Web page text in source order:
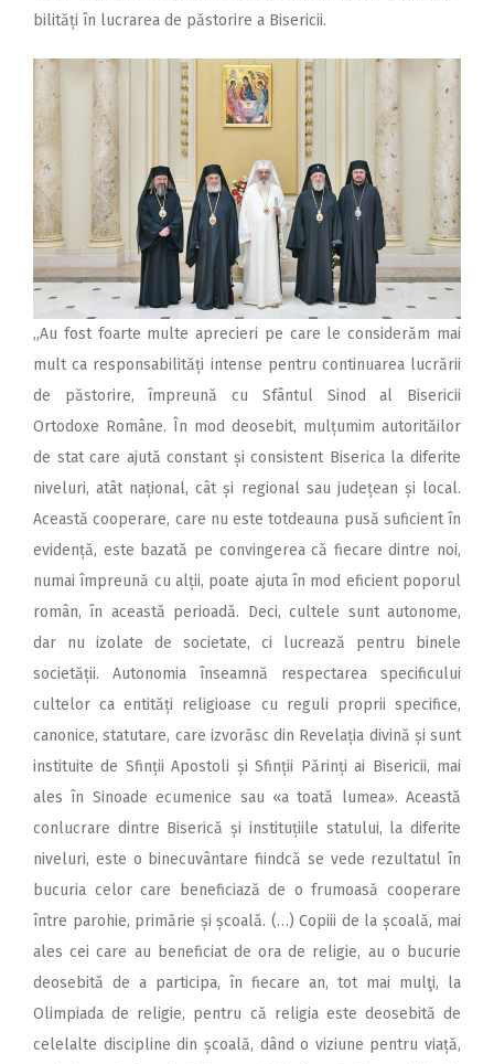
bilități în lucrarea de păstorire a Bisericii.
„Au fost foarte multe aprecieri pe care le considerăm mai
mult ca responsabilități intense pentru continuarea lucrării
de păstorire, împreună cu Sfântul Sinod al Bisericii
Ortodoxe Române. În mod deosebit, mulțumim autorită­ilor
de stat care ajută constant și consistent Biserica la diferite
niveluri, atât națio­nal, cât și regional sau județean și local.
Această coopera­re, care nu este totdeauna pusă suficient în
evidență, este bazată pe convingerea că fiecare dintre noi,
numai împreună cu alții, poate ajuta în mod eficient poporul
român, în această perioadă. Deci, cultele sunt autonome,
dar nu izolate de societate, ci lucrează pentru binele
societății. Autonomia înseamnă respectarea specificului
cultelor ca entități religioase cu reguli proprii specifice,
canonice, statutare, care izvorăsc din Revelația divină și sunt
instituite de Sfinții Apostoli și Sfinții Părinți ai Bisericii, mai
ales în Sinoade ecumenice sau «a toată lumea». Această
conlucrare dintre Biserică și instituțiile statului, la diferite
niveluri, este o binecuvântare fiindcă se vede rezultatul în
bucuria celor care beneficiază de o frumoasă cooperare
între parohie, primărie și școală. (…) Copiii de la școală, mai
ales cei care au beneficiat de ora de religie, au o bucurie
deosebită de a participa, în fiecare an, tot mai mulţi, la
Olimpiada de religie, pentru că religia este deosebită de
celelalte discipline din școală, dând o viziune pentru viață,